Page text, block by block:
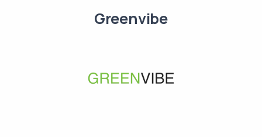
Greenvibe